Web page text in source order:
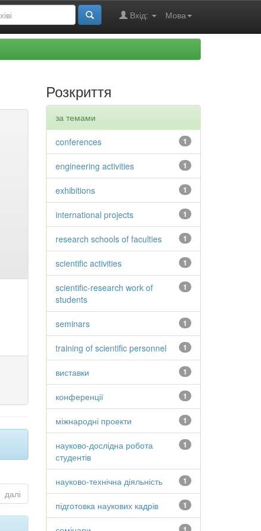
Мова
Вхід:
далі
Розкриття
за темами
1
conferences
1
engineering activities
1
exhibitions
1
international projects
1
research schools of faculties
1
scientific activities
1
scientific-research work of
students
1
seminars
1
training of scientific personnel
1
виставки
1
конференції
1
міжнародні проекти
1
науково-дослідна робота
студентів
1
науково-технічна діяльність
1
підготовка наукових кадрів